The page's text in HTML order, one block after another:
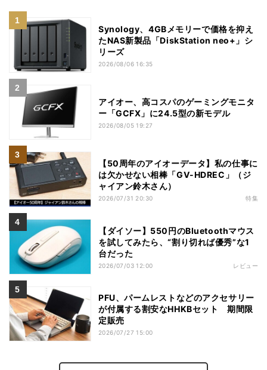
Synology、4GBメモリーで価格を抑え
たNAS新製品「DiskStation neo+」シ
リーズ
2026/08/06 16:35
アイオー、高コスパのゲーミングモニタ
ー「GCFX」に24.5型の新モデル
2026/08/05 19:27
【50周年のアイオーデータ】私の仕事に
は欠かせない相棒「GV-HDREC」（ジ
ャイアン鈴木さん）
2026/07/31 20:30 特集
【ダイソー】550円のBluetoothマウス
を試してみたら、“割り切れば優秀”な1
台だった
2026/07/03 12:00 レビュー
PFU、パームレストなどのアクセサリー
が付属する割安なHHKBセット 期間限
定販売
2026/07/27 15:00